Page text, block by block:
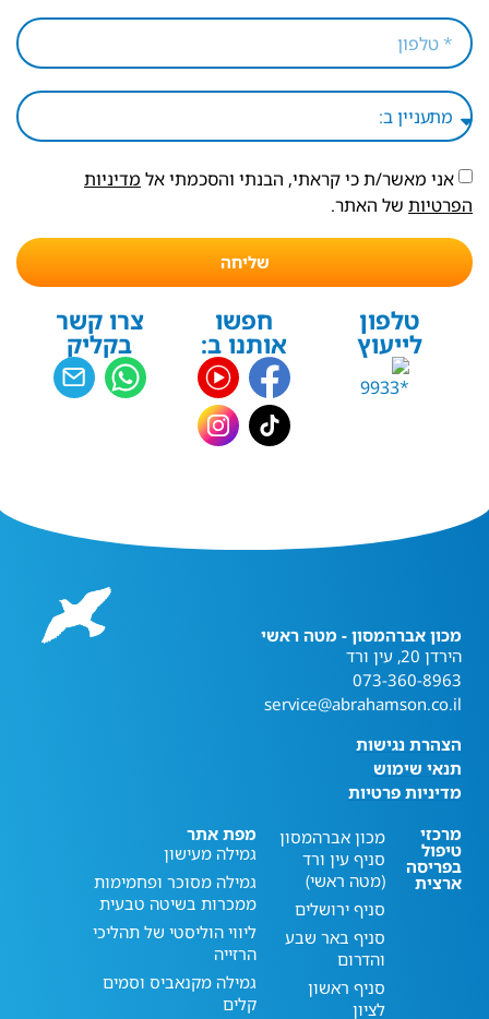
אני מאשר/ת כי קראתי, הבנתי והסכמתי אל מדיניות
הפרטיות של האתר.
שליחה
טלפון
לייעוץ
חפשו
אותנו ב:
צרו קשר
בקליק
מכון אברהמסון - מטה ראשי
הירדן 20, עין ורד
073-360-8963
service@abrahamson.co.il
הצהרת נגישות
תנאי שימוש
מדיניות פרטיות
מרכזי
טיפול
בפריסה
ארצית
מכון אברהמסון
סניף עין ורד
(מטה ראשי)
סניף ירושלים
סניף באר שבע
והדרום
סניף ראשון
לציון
מפת אתר
גמילה מעישון
גמילה מסוכר ופחמימות
ממכרות בשיטה טבעית
ליווי הוליסטי של תהליכי
הרזייה
גמילה מקנאביס וסמים
קלים